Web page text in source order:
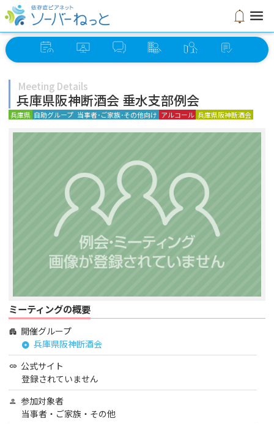
notifications menu
イベント オンライン ソーバー グループ ミーティング セルフ
Meeting Details
兵庫県阪神断酒会 垂水支部例会
兵庫県 自助グループ 当事者･ご家族･その他向け アルコール 兵庫県阪神断酒会
ミーティングの概要
apartment 開催グループ
arrow_circle_right 兵庫県阪神断酒会
link 公式サイト
登録されていません
person 参加対象者
当事者・ご家族・その他